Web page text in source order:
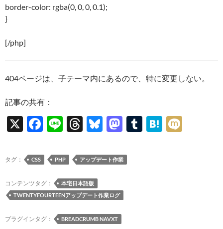
border-color: rgba(0, 0, 0, 0.1);
}
[/php]
404ページは、子テーマ内にあるので、特に変更しない。
記事の共有：
X
F
e
b
o
o
k
Li
e
T
e
a
ds
Bl
es
k
y
M
to
d
o
n
T
H
タグ： CSS PHP アップデート作業
コンテンツタグ：
本宅日本語版
TWENTYFOURTEENアップデート作業ログ
プラグインタグ： BREADCRUMB NAVXT